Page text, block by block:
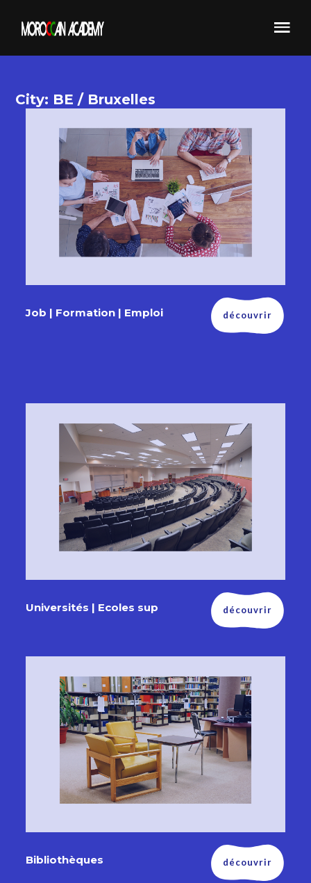
City: BE / Bruxelles
Job | Formation | Emploi découvrir
Universités | Ecoles sup découvrir
Bibliothèques découvrir